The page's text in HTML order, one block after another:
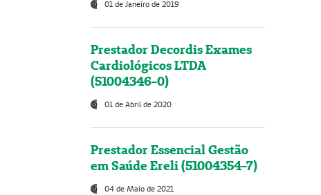
01 de Janeiro de 2019
Prestador Decordis Exames
Cardiológicos LTDA
(51004346-0)
01 de Abril de 2020
Prestador Essencial Gestão
em Saúde Ereli (51004354-7)
04 de Maio de 2021